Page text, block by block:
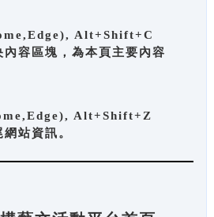
Alt+Shift+C
容區塊，為本頁主要內容
Alt+Shift+Z
站資訊。